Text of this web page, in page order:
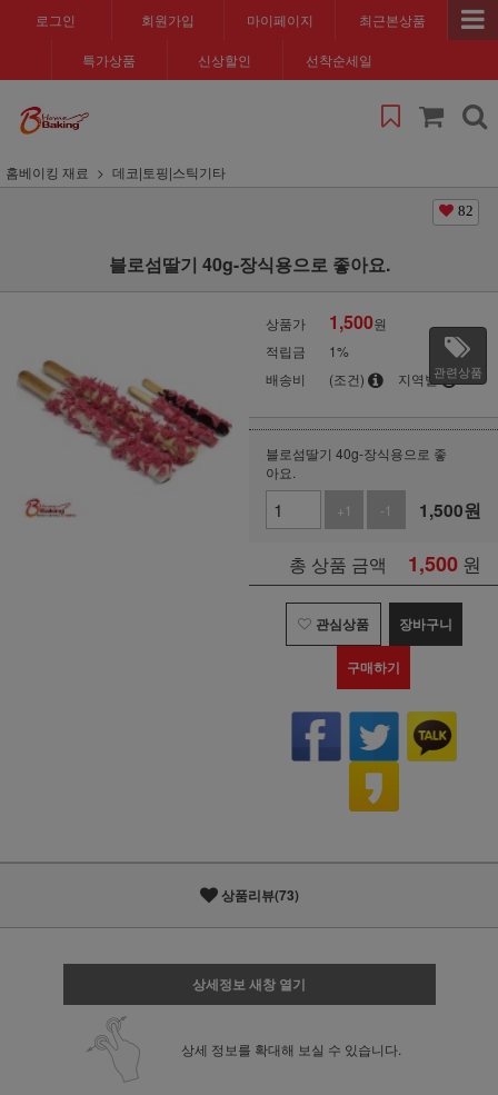
로그인 회원가입 마이페이지 최근본상품
특가상품 신상할인 선착순세일
홈베이킹 재료 데코|토핑|스틱기타
82
블로섬딸기 40g-장식용으로 좋아요.
상품가 1,500원
적립금
1%
배송비
(조건) 지역별관련상품
블로섬딸기 40g-장식용으로 좋
아요.
+1
-1 1,500원
총 상품 금액 1,500 원
관심상품 장바구니
구매하기
상품리뷰(73)
상세정보 새창 열기
상세 정보를 확대해 보실 수 있습니다.